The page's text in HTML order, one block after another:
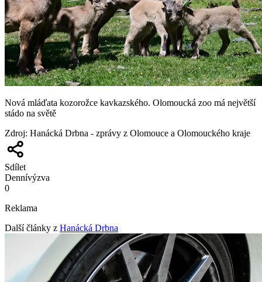
Nová mláďata kozorožce kavkazského. Olomoucká zoo má největší
stádo na světě
Zdroj: Hanácká Drbna - zprávy z Olomouce a Olomouckého kraje
Sdílet
Dennívýzva
0
Reklama
Další články z Hanácká Drbna